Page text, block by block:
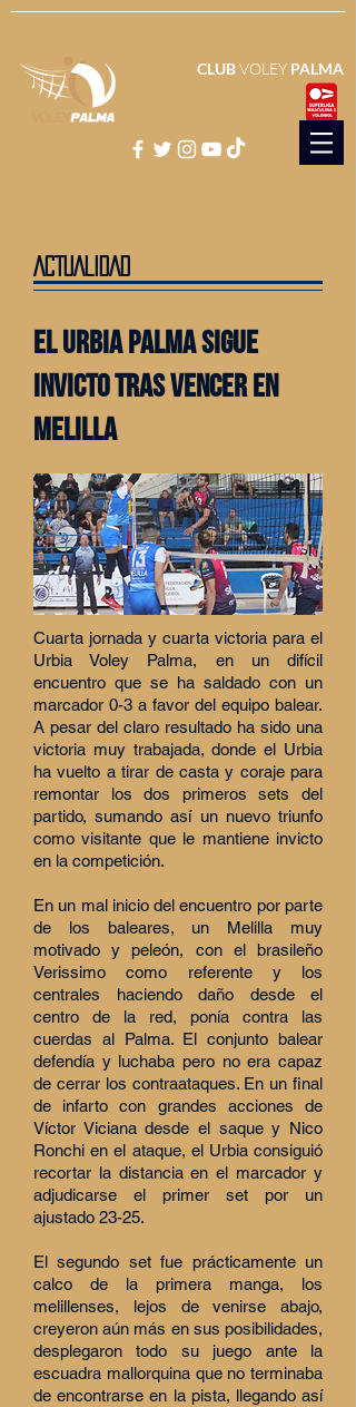
CLUBVOLEY PALMA
ACTUALIDAD
El urbia palma sigue
invicto tras vencer en
melilla
Cuarta jornada y cuarta victoria para el
Urbia Voley Palma, en un difícil
encuentro que se ha saldado con un
marcador 0-3 a favor del equipo balear.
A pesar del claro resultado ha sido una
victoria muy trabajada, donde el Urbia
ha vuelto a tirar de casta y coraje para
remontar los dos primeros sets del
partido, sumando así un nuevo triunfo
como visitante que le mantiene invicto
en la competición.
En un mal inicio del encuentro por parte
de los baleares, un Melilla muy
motivado y peleón, con el brasileño
Verissimo como referente y los
centrales haciendo daño desde el
centro de la red, ponía contra las
cuerdas al Palma. El conjunto balear
defendía y luchaba pero no era capaz
de cerrar los contraataques. En un final
de infarto con grandes acciones de
Víctor Viciana desde el saque y Nico
Ronchi en el ataque, el Urbia consiguió
recortar la distancia en el marcador y
adjudicarse el primer set por un
ajustado 23-25.
El segundo set fue prácticamente un
calco de la primera manga, los
melillenses, lejos de venirse abajo,
creyeron aún más en sus posibilidades,
desplegaron todo su juego ante la
escuadra mallorquina que no terminaba
de encontrarse en la pista, llegando así